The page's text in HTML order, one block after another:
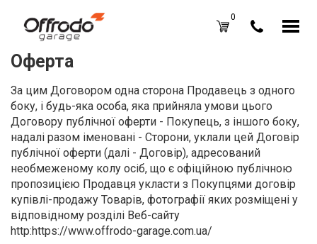
Каталог товаров
Вход / Регистрация
Избранное (0)
Акции
О нас
Отзывы
Блог
0
Оферта
За цим Договором одна сторона Продавець з одного
боку, і будь-яка особа, яка прийняла умови цього
Договору публічної оферти - Покупець, з іншого боку,
надалі разом іменовані - Сторони, уклали цей Договір
публічної оферти (далі - Договір), адресований
необмеженому колу осіб, що є офіційною публічною
пропозицією Продавця укласти з Покупцями договір
купівлі-продажу Товарів, фотографії яких розміщені у
відповідному розділі Веб-сайту
http:https://www.offrodo-garage.com.ua/